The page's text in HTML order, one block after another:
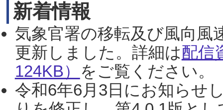
新着情報
気象官署の移転及び風向風
更新しました。詳細は配信
124KB） をご覧ください。
令和6年6月3日にお知らせ